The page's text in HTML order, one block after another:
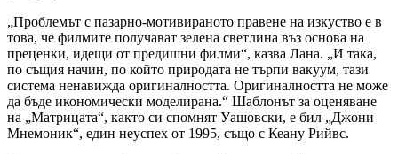
„Проблемът с пазарно-мотивираното правене на изкуство е в
това, че филмите получават зелена светлина въз основа на
преценки, идещи от предишни филми“, казва Лана. „И така,
по същия начин, по който природата не търпи вакуум, тази
система ненавижда оригиналността. Оригиналността не може
да бъде икономически моделирана.“ Шаблонът за оценяване
на „Матрицата“, както си спомнят Уашовски, е бил „Джони
Мнемоник“, един неуспех от 1995, също с Кеану Рийвс.